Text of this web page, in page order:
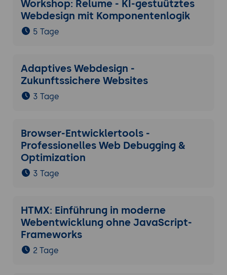
Workshop: Relume - KI-gestuütztes
Webdesign mit Komponentenlogik
5 Tage
Adaptives Webdesign -
Zukunftssichere Websites
3 Tage
Browser-Entwicklertools -
Professionelles Web Debugging &
Optimization
3 Tage
HTMX: Einführung in moderne
Webentwicklung ohne JavaScript-
Frameworks
2 Tage